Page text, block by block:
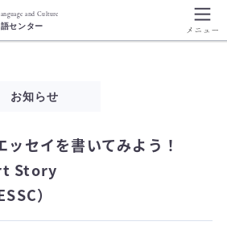
and Culture
センター
お知らせ
セイを書いてみよう！
Story
）